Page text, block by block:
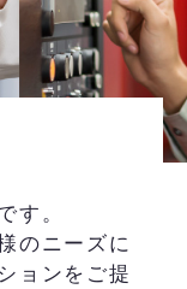
す。
のニーズに
ョンをご提